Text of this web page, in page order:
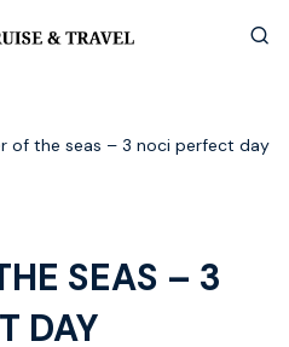
of the seas – 3 noci perfect day
SEAS – 3
DAY